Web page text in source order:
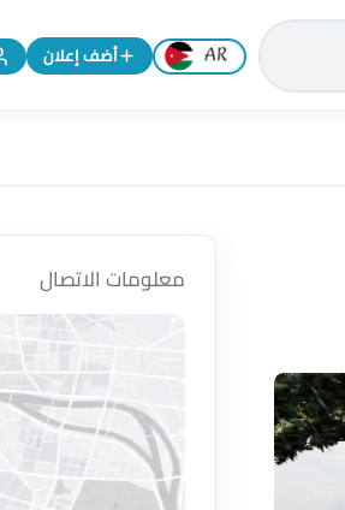
تغيير اللغة إلى الإنجليزية
أضف إعلان
معلومات الاتصال